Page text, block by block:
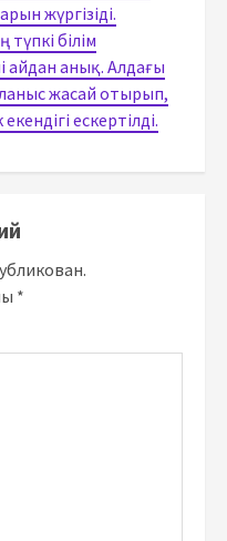
жүргізіді.
білім
айдан анық. Алдағы
жасай отырып,
ескертілді.
*